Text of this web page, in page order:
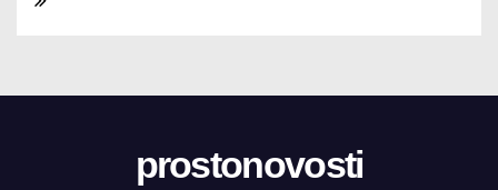
prostonovosti